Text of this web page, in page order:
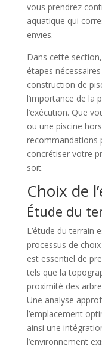
vous prendrez
aquatique qui
envies.
Dans cette
étapes
construction de
l’importance de la
l’exécution. Que
ou une piscine
recommandations
concrétiser votre
soit.
Choix de
Étude du
L’étude du terrain
processus de choix
est essentiel de
tels que la
proximité des
Une analyse
l’emplacement
ainsi une
l’environnement